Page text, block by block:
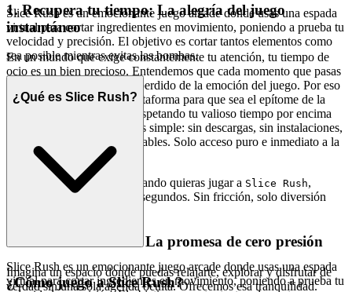
1. Recupera tu tiempo: La alegría del juego
instantáneo
En un mundo que exige constantemente tu atención, tu tiempo de
ocio es un bien precioso. Entendemos que cada momento que pasas
esperando es un momento perdido de la emoción del juego. Por eso
hemos diseñado nuestra plataforma para que sea el epítome de la
gratificación instantánea, respetando tu valioso tiempo por encima
de todo. Nuestra promesa es simple: sin descargas, sin instalaciones,
sin actualizaciones interminables. Solo acceso puro e inmediato a la
diversión que anhelas.
Esta es nuestra promesa: cuando quieras jugar a Slice Rush,
estarás dentro del juego en segundos. Sin fricción, solo diversión
2. Diversión honesta: La promesa de cero presión
Imagina un espacio donde puedas relajarte, explorar y disfrutar de
verdad sin una sola agenda oculta. Ofrecemos esa tranquilidad.
Slice Rush es un emocionante juego arcade donde usas una espada
virtual para cortar ingredientes en movimiento, poniendo a prueba tu
velocidad y precisión. El objetivo es cortar tantos elementos como
sea posible mientras evitas las bombas.
¿Qué es Slice Rush?
Slice Rush es un emocionante juego arcade donde usas una espada
virtual para cortar ingredientes en movimiento, poniendo a prueba tu
¿Cómo juego a Slice Rush?